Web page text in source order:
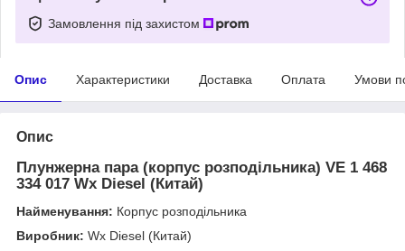
Замовлення під захистом
Опис Характеристики Доставка Оплата Умови
Опис
Плунжерна пара (корпус розподільника) VE 1 468
334 017 Wx Diesel (Китай)
Найменування: Корпус розподільника
Виробник: Wx Diesel (Китай)